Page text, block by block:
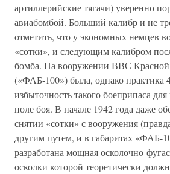
артиллерийские тягачи) уверенно
авиабомбой. Больший калибр и не
отметить, что у экономных немцев
«сотки», и следующим калибром
бомба. На вооружении ВВС
(«ФАБ-100») была, однако практика
избыточность такого боеприпаса
поле боя. В начале 1942 года даже
снятии «сотки» с вооружения
другим путем, и в габаритах «ФАБ-
разработана мощная осколочно-
осколки которой теоретически